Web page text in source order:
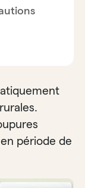
période de